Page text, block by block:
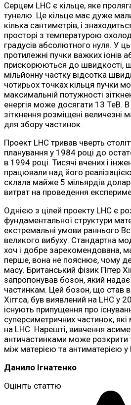
Серцем LHC є кільце, яке
тунелю. Це кільце має дуже
кілька сантиметрів, і
просторі з температурою
градусів абсолютного нуля. У
протилежні пучки важких іонів
прискорюються до швидкості,
мільйонну частку відсотка
чотирьох точках кільця пучки
максимальній потужності
енергія може досягати 13 ТеВ. В
зіткнення розміщені величезні
для збору частинок.
Проект LHC тривав чверть
планування у 1984 році до
в 1994 році. Тисячі вчених і
працювали над його
склала майже 5 мільярдів
витрат на проведення
Однією з цілей проекту LHC є
фундаментальної структури
екстремальні умови раннього
великого вибуху. Стандартна
хоч і добре зарекомендована,
перше, вона не пояснює, чому
масу. Британський фізик Пітер
запропонував бозон, який
частинкам. Цей бозон, що став
Хіггса, був виявлений на LHC у
існують припущення про
суперсиметричних частинок,
на LHC. Нарешті, вивчення
античастинками може розкрити
між матерією та антиматерією у
Данило Ігнатенко
Оцініть статтю